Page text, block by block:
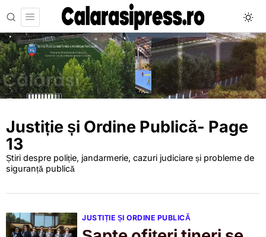
Justiție și Ordine Publică- Page
13
Știri despre poliție, jandarmerie, cazuri judiciare și probleme de
siguranță publică
JUSTIȚIE ȘI ORDINE PUBLICĂ